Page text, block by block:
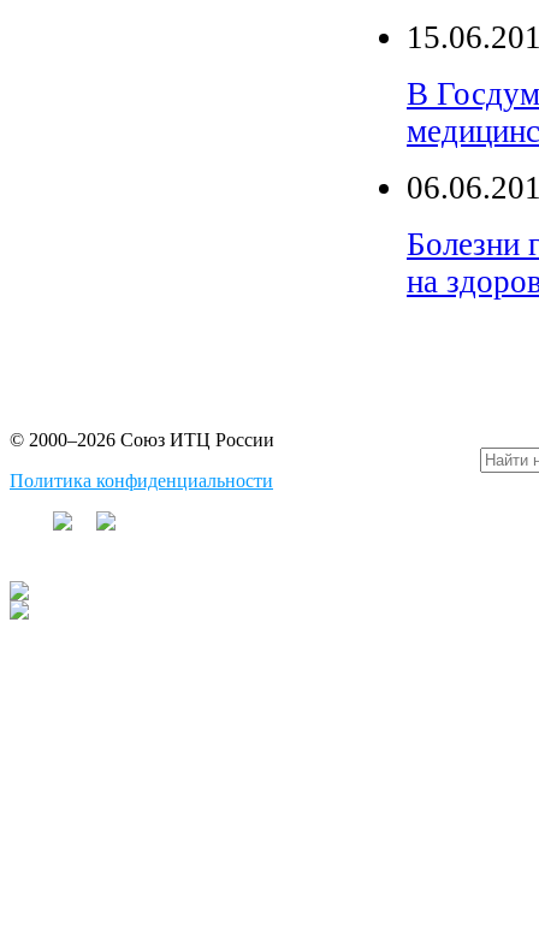
В
Болезни
на
© 2000–2026 Союз ИТЦ России
Политика конфиденциальности